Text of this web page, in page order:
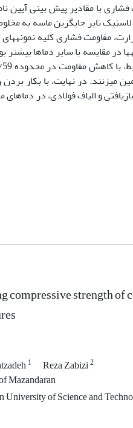
تایر جایگزین ماسه به
مقاومت فشاری کلیه نمونه­های
مقاومت فشاری نمونه­ها در مقایسه با سایر دماها
می­زنند. در نهایت، با بکار
و الیاف فولادی، در دماهای
compressive strength of
1 Reza Zabizi2
Mazandaran
University of Science and